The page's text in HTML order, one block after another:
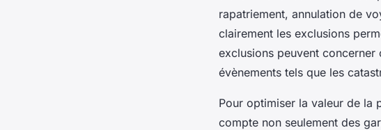
rapatriement, annulation de
clairement les exclusions
exclusions peuvent concerner
évènements tels que les
Pour optimiser la valeur de la
compte non seulement des